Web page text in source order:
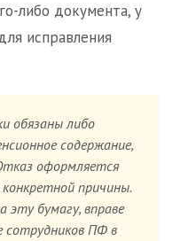
либо документа, у
исправления
обязаны либо
содержание,
оформляется
причины.
эту бумагу, вправе
ПФ в